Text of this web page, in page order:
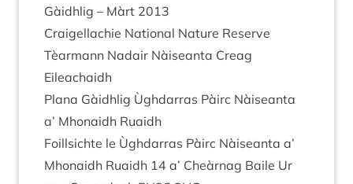
Gàidh­lig – Màrt 2013
Craigel­lach­ie Nation­al Nature Reserve
Tèar­mann Nadair Nàiseanta Cre­ag
Eileachaidh
Plana Gàidh­lig Ùgh­dar­ras Pàirc Nàiseanta
a’ Mhon­aidh Ruaidh
Foill­sichte le Ùgh­dar­ras Pàirc Nàiseanta a’
Mhon­aidh Ruaidh 14 a’ Cheàrnag Baile Ur